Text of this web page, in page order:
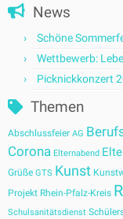
News
Schöne
Wettbewerb:
Picknickkonzert
Themen
Abschlussfeier AG
Corona Elternabend
Grüße GTS Kunst
Projekt Rhein-Pfalz-Kreis
Schulsanitätsdienst